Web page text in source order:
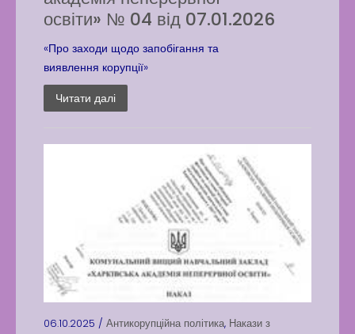
Вакансії
інформація
освіти» № 04 від 07.01.2026
«Про заходи щодо запобігання та
виявлення корупції»
Читати далі
06.10.2025 / Антикорупційна політика, Накази з